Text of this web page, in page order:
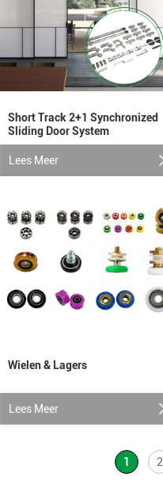
Short Track 2+1 Synchronized
Sliding Door System
Lees Meer
Wielen & Lagers
Lees Meer
1 2